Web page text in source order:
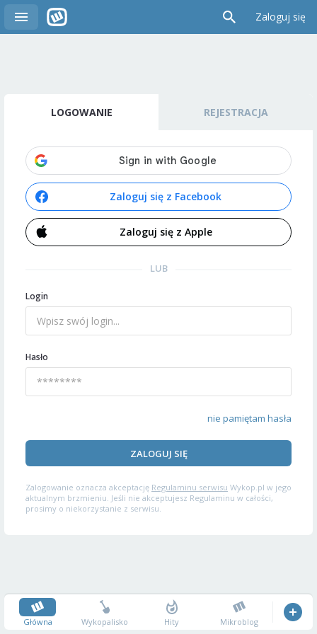
Zaloguj się
LOGOWANIE REJESTRACJA
Zaloguj się z Facebook
Zaloguj się z Apple
LUB
Login
Hasło
nie pamiętam hasła
ZALOGUJ SIĘ
Zalogowanie oznacza akceptację Regulaminu serwisu Wykop.pl w jego
aktualnym brzmieniu. Jeśli nie akceptujesz Regulaminu w całości,
prosimy o niekorzystanie z serwisu.
Główna Wykopalisko Hity Mikroblog